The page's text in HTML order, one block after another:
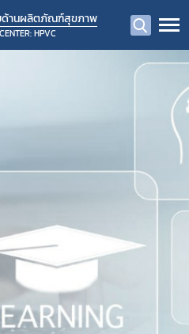
ด้านผลิตภัณฑ์สุขภาพ
HPVC